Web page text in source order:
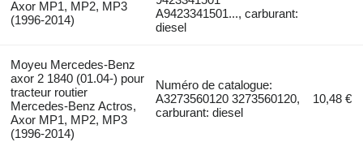
Axor MP1, MP2, MP3
(1996-2014)
A9423341501..., carburant:
diesel
Moyeu Mercedes-Benz
axor 2 1840 (01.04-) pour
tracteur routier
Mercedes-Benz Actros,
Axor MP1, MP2, MP3
(1996-2014)
Numéro de catalogue:
A3273560120 3273560120,
carburant: diesel
10,48 €